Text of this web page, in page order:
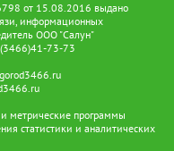
от 15.08.2016 выдано
информационных
ООО "Салун"
73-73
метрические программы
статистики и аналитических